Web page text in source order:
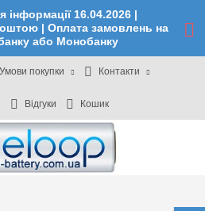
інформації 16.04.2026 |
| Оплата замовлень на
або Монобанку
Умови покупки Контакти
Відгуки Кошик